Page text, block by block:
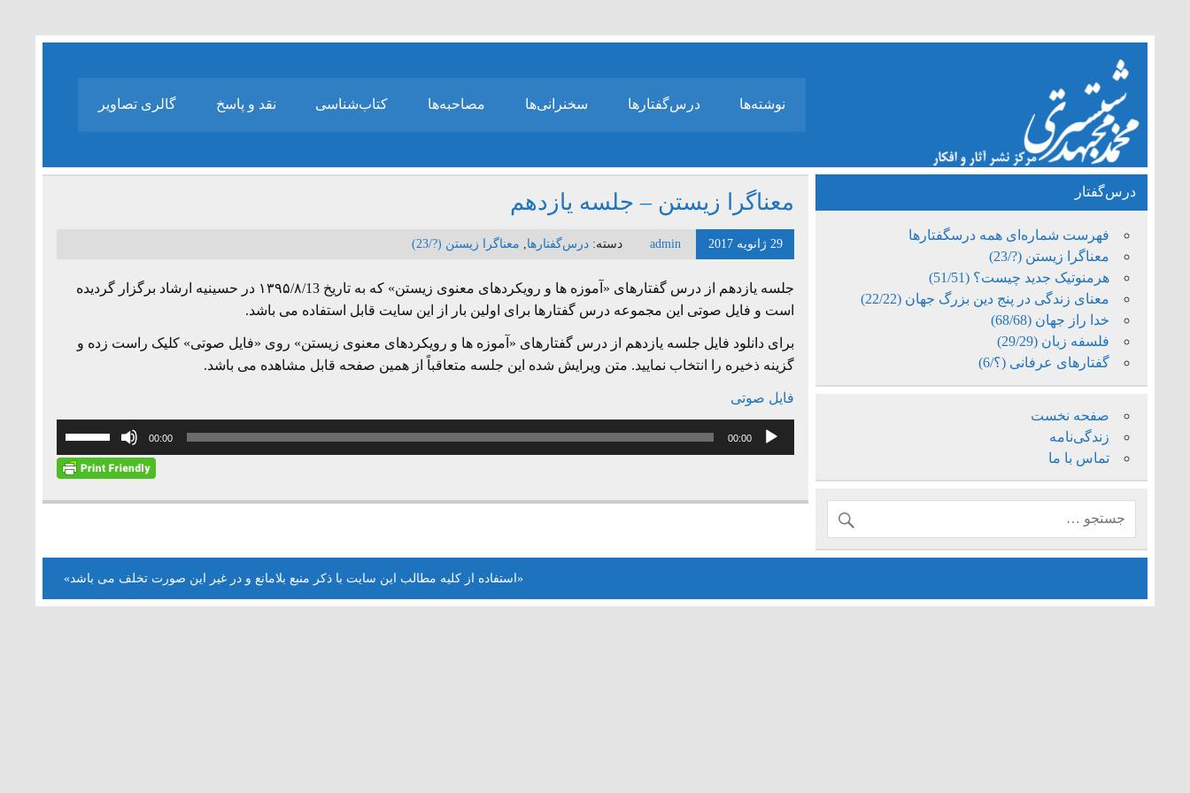
نوشته‌ها درس‌گفتارها سخنرانی‌ها مصاحبه‌ها کتاب‌شناسی نقد و پاسخ گالری تصاویر
معناگرا زیستن – جلسه یازدهم
29 ژانویه 2017 admin دسته:درس‌گفتارها, معناگرا زیستن (?/23)
جلسه یازدهم از درس گفتارهای «آموزه ها و رویکردهای معنوی زیستن» که به تاریخ ۱۳۹۵/۸/13 در حسینیه ارشاد برگزار گردیده
است و فایل صوتی این مجموعه درس گفتارها برای اولین بار از این سایت قابل استفاده می باشد.
برای دانلود فایل جلسه یازدهم از درس گفتارهای «آموزه ها و رویکردهای معنوی زیستن» روی «فایل صوتی» کلیک راست زده و
گزینه ذخیره را انتخاب نمایید. متن ویرایش شده این جلسه متعاقباً از همین صفحه قابل مشاهده می باشد.
فایل صوتی
پخش‌کننده
صوت
00:00
00:00
افزایش
یا
کلیدهای
بالا
و
درس‌گفتار
فهرست شماره‌ای همه درسگفتارها
معناگرا زیستن (?/23)
هرمنوتیک جدید چیست؟ (51/51)
معنای زندگی در پنج دین بزرگ جهان (22/22)
خدا راز جهان (68/68)
فلسفه زبان (29/29)
گفتارهای عرفانی (؟/6)
صفحه نخست
زندگی‌نامه
تماس با ما
«استفاده از کلیه مطالب این سایت با ذکر منبع بلامانع و در غیر این صورت تخلف می باشد»